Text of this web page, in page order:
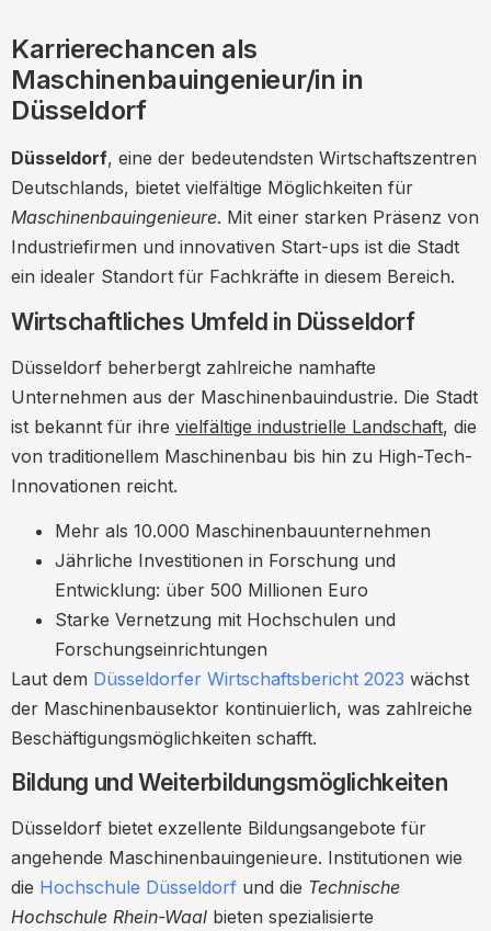
CV und Anschreiben
Netzwerken in Düsseldorf
Vorbereitung auf Vorstellungsgespräche
Lebensqualität in Düsseldorf
Wohnen und Infrastruktur
Freizeit und Kultur
Fazit
Karrierechancen als
Maschinenbauingenieur/in in
Düsseldorf
Düsseldorf, eine der bedeutendsten Wirtschaftszentren
Deutschlands, bietet vielfältige Möglichkeiten für
Maschinenbauingenieure. Mit einer starken Präsenz von
Industriefirmen und innovativen Start-ups ist die Stadt
ein idealer Standort für Fachkräfte in diesem Bereich.
Wirtschaftliches Umfeld in Düsseldorf
Düsseldorf beherbergt zahlreiche namhafte
Unternehmen aus der Maschinenbauindustrie. Die Stadt
ist bekannt für ihre vielfältige industrielle Landschaft, die
von traditionellem Maschinenbau bis hin zu High-Tech-
Innovationen reicht.
Mehr als 10.000 Maschinenbauunternehmen
Jährliche Investitionen in Forschung und
Entwicklung: über 500 Millionen Euro
Starke Vernetzung mit Hochschulen und
Forschungseinrichtungen
Laut dem Düsseldorfer Wirtschaftsbericht 2023 wächst
der Maschinenbausektor kontinuierlich, was zahlreiche
Beschäftigungsmöglichkeiten schafft.
Bildung und Weiterbildungsmöglichkeiten
Düsseldorf bietet exzellente Bildungsangebote für
angehende Maschinenbauingenieure. Institutionen wie
die Hochschule Düsseldorf und die Technische
Hochschule Rhein-Waal bieten spezialisierte